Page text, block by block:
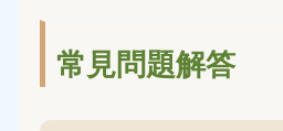
常見問題解答